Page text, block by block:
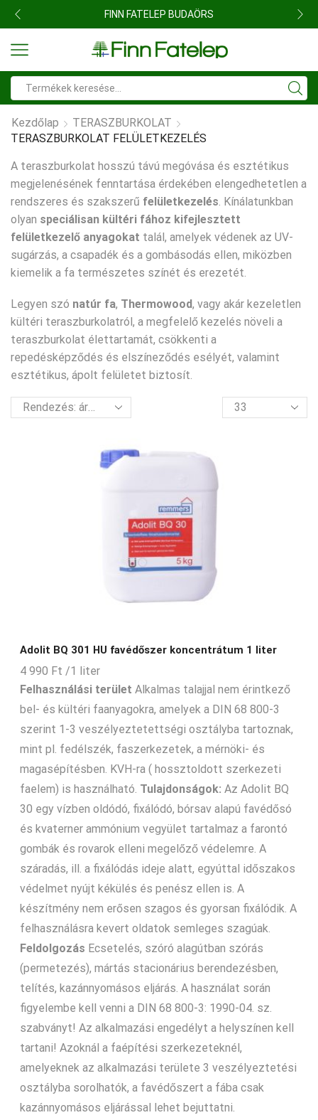
FINN FATELEP BUDAÖRS
input
Kezdőlap
TERASZBURKOLAT
TERASZBURKOLAT FELÜLETKEZELÉS
A teraszburkolat hosszú távú megóvása és esztétikus
megjelenésének fenntartása érdekében elengedhetetlen a
rendszeres és szakszerű felületkezelés. Kínálatunkban
olyan speciálisan kültéri fához kifejlesztett
felületkezelő anyagokat talál, amelyek védenek az UV-
sugárzás, a csapadék és a gombásodás ellen, miközben
kiemelik a fa természetes színét és erezetét.
Legyen szó natúr fa, Thermowood, vagy akár kezeletlen
kültéri teraszburkolatról, a megfelelő kezelés növeli a
teraszburkolat élettartamát, csökkenti a
repedésképződés és elszíneződés esélyét, valamint
esztétikus, ápolt felületet biztosít.
termék
per
Adolit BQ 301 HU favédőszer koncentrátum 1 liter
4 990 Ft /1 liter
Felhasználási terület Alkalmas talajjal nem érintkező
bel- és kültéri faanyagokra, amelyek a DIN 68 800-3
szerint 1-3 veszélyeztetettségi osztályba tartoznak,
mint pl. fedélszék, faszerkezetek, a mérnöki- és
magasépítésben. KVH-ra ( hossztoldott szerkezeti
faelem) is használható. Tulajdonságok: Az Adolit BQ
30 egy vízben oldódó, fixálódó, bórsav alapú favédősó
és kvaterner ammónium vegyület tartalmaz a farontó
gombák és rovarok elleni megelőző védelemre. A
száradás, ill. a fixálódás ideje alatt, egyúttal időszakos
védelmet nyújt kékülés és penész ellen is. A
készítmény nem erősen szagos és gyorsan fixálódik. A
felhasználásra kevert oldatok semleges szagúak.
Feldolgozás Ecsetelés, szóró alagútban szórás
(permetezés), mártás stacionárius berendezésben,
telítés, kazánnyomásos eljárás. A használat során
figyelembe kell venni a DIN 68 800-3: 1990-04. sz.
szabványt! Az alkalmazási engedélyt a helyszínen kell
tartani! Azoknál a faépítési szerkezeteknél,
amelyeknek az alkalmazási területe 3 veszélyeztetési
osztályba sorolhatók, a favédőszert a fába csak
kazánnyomásos eljárással lehet bejuttatni.